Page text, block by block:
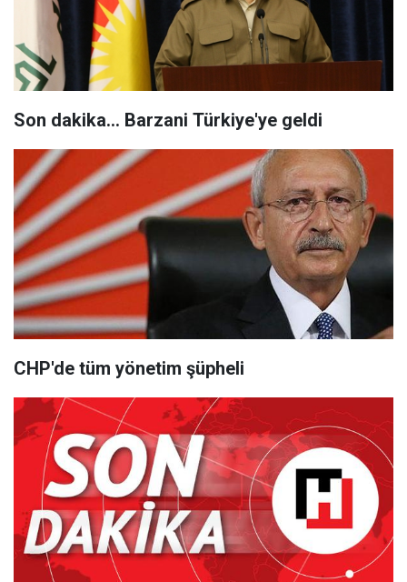
Son dakika... Barzani Türkiye'ye geldi
CHP'de tüm yönetim şüpheli